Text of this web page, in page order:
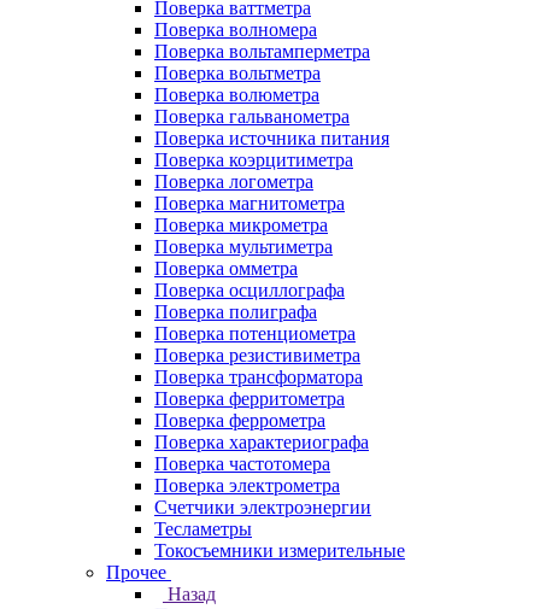
Поверка ваттметра
Поверка волномера
Поверка вольтамперметра
Поверка вольтметра
Поверка волюметра
Поверка гальванометра
Поверка источника питания
Поверка коэрцитиметра
Поверка логометра
Поверка магнитометра
Поверка микрометра
Поверка мультиметра
Поверка омметра
Поверка осциллографа
Поверка полиграфа
Поверка потенциометра
Поверка резистивиметра
Поверка трансформатора
Поверка ферритометра
Поверка феррометра
Поверка характериографа
Поверка частотомера
Поверка электрометра
Счетчики электроэнергии
Тесламетры
Токосъемники измерительные
Прочее
Назад